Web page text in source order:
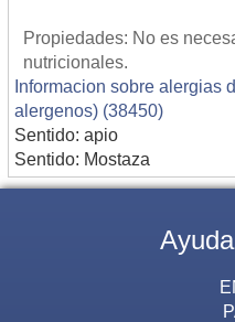
Propiedades: No es
nutricionales.
Informacion sobre alergias
alergenos) (38450)
Sentido: apio
Sentido: Mostaza